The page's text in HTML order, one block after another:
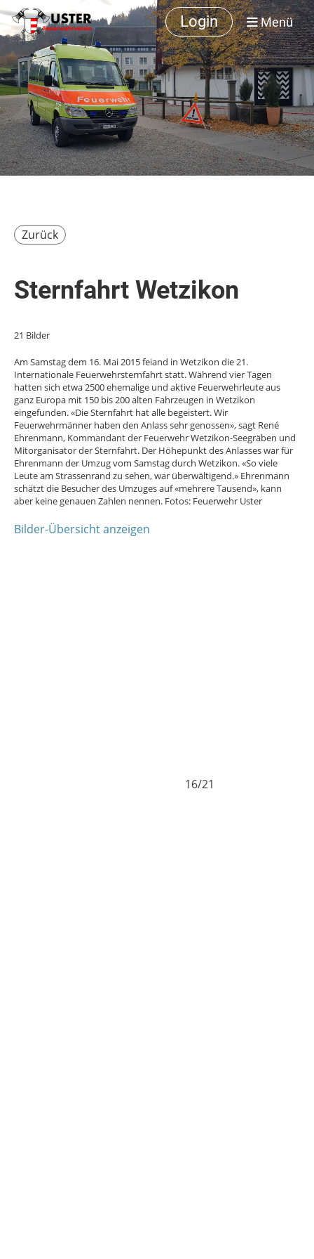
Login Menü
Zurück
Sternfahrt Wetzikon
21 Bilder
Am Samstag dem 16. Mai 2015 feiand in Wetzikon die 21.
Internationale Feuerwehrsternfahrt statt. Während vier Tagen
hatten sich etwa 2500 ehemalige und aktive Feuerwehrleute aus
ganz Europa mit 150 bis 200 alten Fahrzeugen in Wetzikon
eingefunden. «Die Sternfahrt hat alle begeistert. Wir
Feuerwehrmänner haben den Anlass sehr genossen», sagt René
Ehrenmann, Kommandant der Feuerwehr Wetzikon-Seegräben und
Mitorganisator der Sternfahrt. Der Höhepunkt des Anlasses war für
Ehrenmann der Umzug vom Samstag durch Wetzikon. «So viele
Leute am Strassenrand zu sehen, war überwältigend.» Ehrenmann
schätzt die Besucher des Umzuges auf «mehrere Tausend», kann
aber keine genauen Zahlen nennen. Fotos: Feuerwehr Uster
Bilder-Übersicht anzeigen
16/21